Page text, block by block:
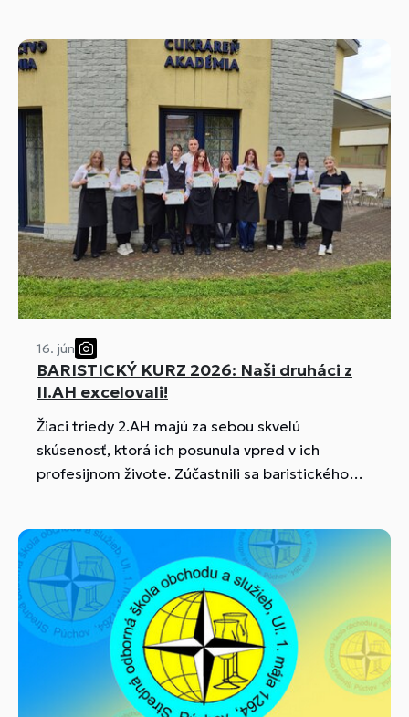
16. jún
BARISTICKÝ KURZ 2026: Naši druháci z
II.AH excelovali!
Žiaci triedy 2.AH majú za sebou skvelú
skúsenosť, ktorá ich posunula vpred v ich
profesijnom živote. Zúčastnili sa baristického
speňovania mlieka...